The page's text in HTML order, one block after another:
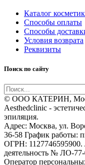
Каталог
Способы оплаты
Способы
Условия возврата
Реквизиты
Поиск по сайту
© ООО КАТЕРИН,
Aesthedclinic -
эпиляция.
Адрес: Москва, ул.
36-58 График работы:
ОГРН:
деятельность № ЛО-77-
Оператор